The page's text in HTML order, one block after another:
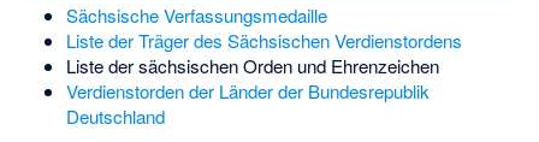
Sächsische Verfassungsmedaille
Liste der Träger des Sächsischen Verdienstordens
Liste der sächsischen Orden und Ehrenzeichen
Verdienstorden der Länder der Bundesrepublik
Deutschland